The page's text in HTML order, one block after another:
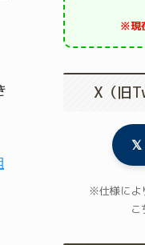
※現
X（旧
𝕏
※仕様によ
こ